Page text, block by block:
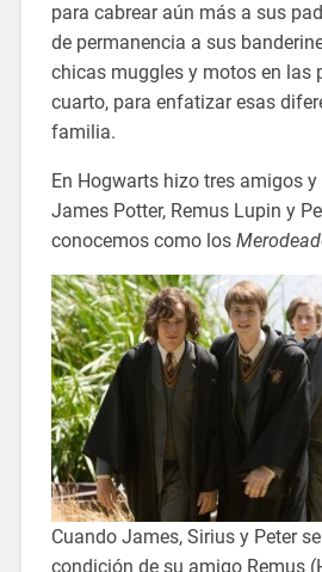
para cabrear aún más a sus
de permanencia a sus
chicas muggles y motos en las
cuarto, para enfatizar esas
familia.
En Hogwarts hizo tres amigos
James Potter, Remus Lupin y
conocemos como los
Cuando James, Sirius y Peter
condición de su amigo Remus